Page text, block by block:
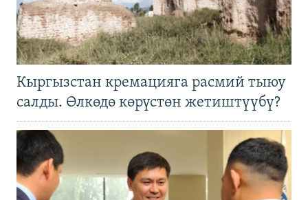
Кыргызстан кремацияга расмий тыюу
салды. Өлкөдө көрүстөн жетиштүүбү?